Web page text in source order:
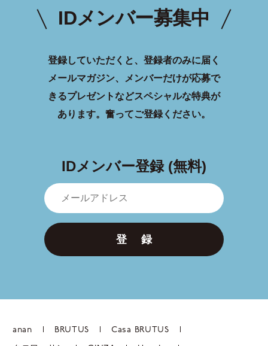
IDメンバー募集中
登録していただくと、登録者のみに届く
メールマガジン、メンバーだけが応募で
きるプレゼントなどスペシャルな特典が
あります。 奮ってご登録ください。
IDメンバー登録 (無料)
登 録
anan BRUTUS Casa BRUTUS